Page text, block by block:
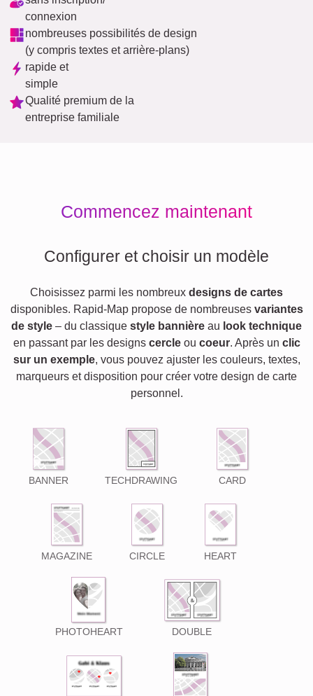
connexion
nombreuses possibilités de design
(y compris textes et arrière-plans)
rapide et
simple
Qualité premium de la
entreprise familiale
Commencez maintenant
Configurer et choisir un modèle
Choisissez parmi les nombreux designs de cartes
disponibles. Rapid-Map propose de nombreuses variantes
de style – du classique style bannière au look technique
en passant par les designs cercleou coeur. Après un clic
sur un exemple, vous pouvez ajuster les couleurs, textes,
marqueurs et disposition pour créer votre design de carte
personnel.
BANNER TECHDRAWING CARD
MAGAZINE CIRCLE HEART
PHOTOHEART DOUBLE